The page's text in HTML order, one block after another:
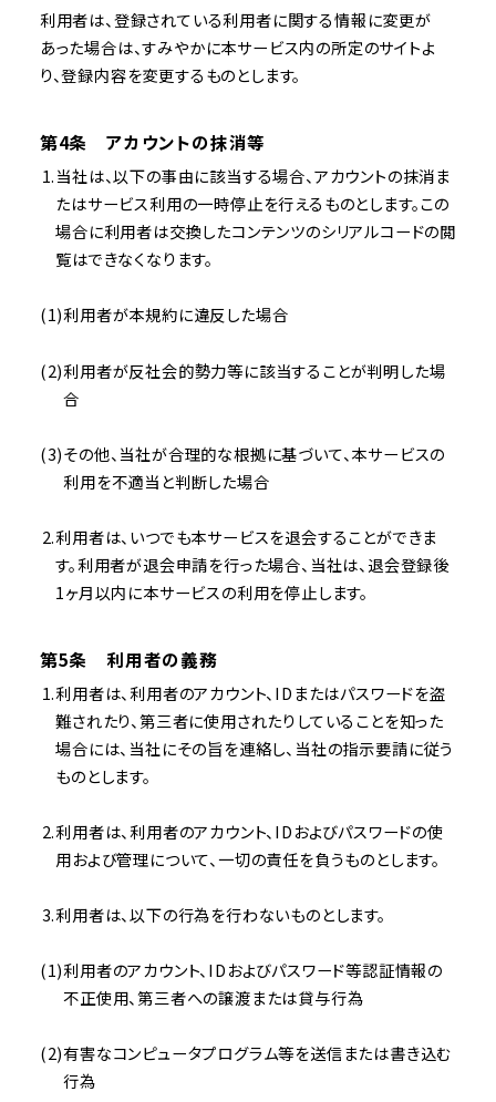
利用者は、登録されている利用者に関する情報に変更が
あった場合は、すみやかに本サービス内の所定のサイトよ
り、登録内容を変更するものとします。
第4条 アカウントの抹消等
当社は、以下の事由に該当する場合、アカウントの抹消ま
たはサービス利用の一時停止を行えるものとします。この
場合に利用者は交換したコンテンツのシリアルコードの閲
覧はできなくなります。
利用者が本規約に違反した場合
利用者が反社会的勢力等に該当することが判明した場
合
その他、当社が合理的な根拠に基づいて、本サービスの
利用を不適当と判断した場合
利用者は、いつでも本サービスを退会することができま
す。利用者が退会申請を行った場合、当社は、退会登録後
1ヶ月以内に本サービスの利用を停止します。
第5条 利用者の義務
利用者は、利用者のアカウント、IDまたはパスワードを盗
難されたり、第三者に使用されたりしていることを知った
場合には、当社にその旨を連絡し、当社の指示要請に従う
ものとします。
利用者は、利用者のアカウント、IDおよびパスワードの使
用および管理について、一切の責任を負うものとします。
利用者は、以下の行為を行わないものとします。
利用者のアカウント、IDおよびパスワード等認証情報の
不正使用、第三者への譲渡または貸与行為
有害なコンピュータプログラム等を送信または書き込む
行為